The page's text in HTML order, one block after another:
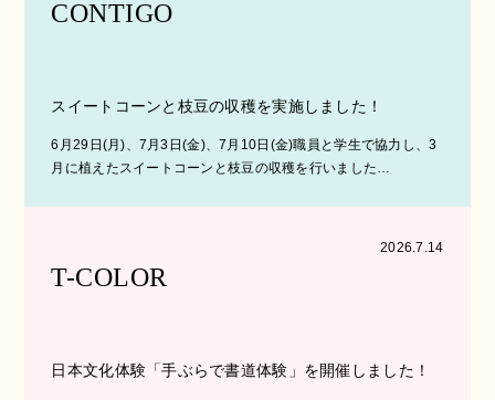
CONTIGO
スイートコーンと枝豆の収穫を実施しました！
6月29日(月)、7月3日(金)、7月10日(金)職員と学生で協力し、3
月に植えたスイートコーンと枝豆の収穫を行いました…
2026.7.14
T-COLOR
日本文化体験「手ぶらで書道体験」を開催しました！